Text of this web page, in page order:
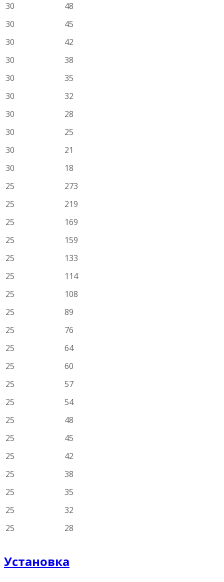
30
48
30
45
30
42
30
38
30
35
30
32
30
28
30
25
30
21
30
18
25
273
25
219
25
169
25
159
25
133
25
114
25
108
25
89
25
76
25
64
25
60
25
57
25
54
25
48
25
45
25
42
25
38
25
35
25
32
25
28
Установка